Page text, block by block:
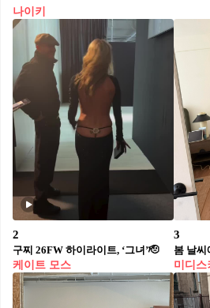
나이키
2
구찌 26FW 하이라이트, ‘그녀’🫡
케이트 모스
3
봄 날씨
미디스